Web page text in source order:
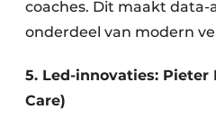
coaches. Dit maakt data-
onderdeel van modern
5. Led-innovaties: Pieter
Care)